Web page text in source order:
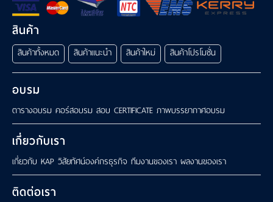
สินค้า
สินค้าทั้งหมด สินค้าแนะนำ สินค้าใหม่ สินค้าโปรโมชั่น
อบรม
ตารางอบรม คอร์สอบรม สอบ CERTIFICATE ภาพบรรยากาศอบรม
เกี่ยวกับเรา
เกี่ยวกับ KAP วิสัยทัศน์องค์กรธุรกิจ ทีมงานของเรา ผลงานของเรา
ติดต่อเรา